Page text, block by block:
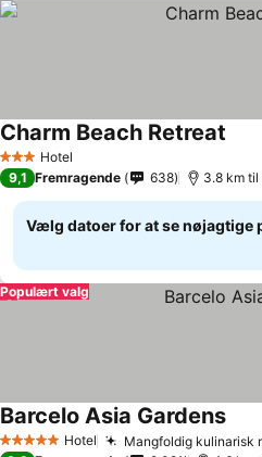
3 StjernerHotel
Charm Beach Retreat
9,1 Fremragende 638 3.8 km til
Vælg datoer for at se nøjagtige
Populært valg
5 Stjerner Hotel Mangfoldig kulinarisk
Barcelo Asia Gardens